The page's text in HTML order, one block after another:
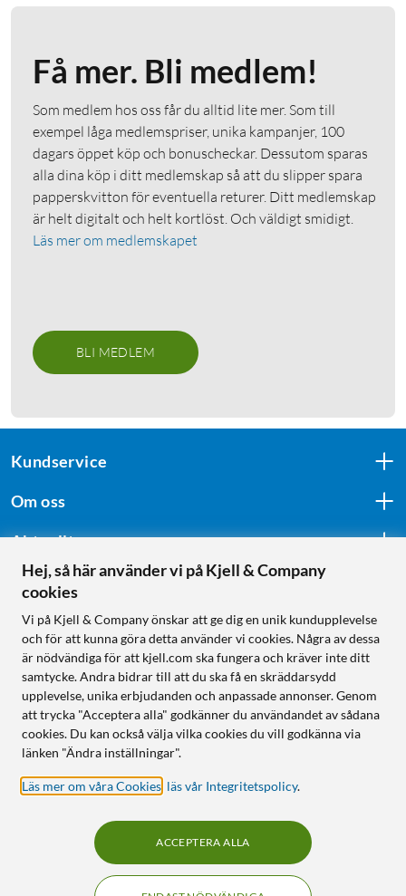
Få mer. Bli medlem!
Som medlem hos oss får du alltid lite mer. Som till
exempel låga medlemspriser, unika kampanjer, 100
dagars öppet köp och bonuscheckar. Dessutom sparas
alla dina köp i ditt medlemskap så att du slipper spara
papperskvitton för eventuella returer. Ditt medlemskap
är helt digitalt och helt kortlöst. Och väldigt smidigt.
Läs mer om medlemskapet
BLI MEDLEM
Kundservice
Om oss
Aktuellt
Följ oss
Handla från:
Sverige
Norge
Hej, så här använder vi på Kjell & Company
cookies
Vi på Kjell & Company önskar att ge dig en unik kundupplevelse
och för att kunna göra detta använder vi cookies. Några av dessa
är nödvändiga för att kjell.com ska fungera och kräver inte ditt
samtycke. Andra bidrar till att du ska få en skräddarsydd
upplevelse, unika erbjudanden och anpassade annonser. Genom
att trycka "Acceptera alla" godkänner du användandet av sådana
cookies. Du kan också välja vilka cookies du vill godkänna via
länken "Ändra inställningar".
Läs mer om våra Cookies läs vår Integritetspolicy.
ACCEPTERA ALLA